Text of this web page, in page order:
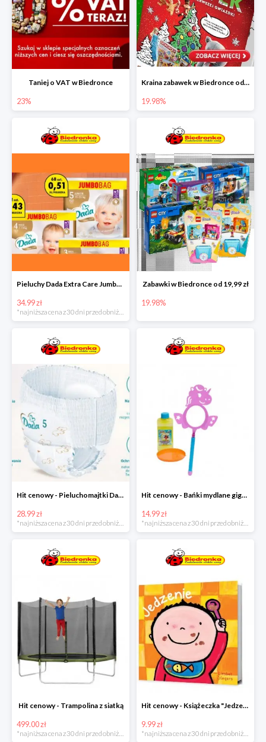
Taniej o VAT w Biedronce
23%
Kraina zabawek w Biedronce od 19,99 zł
19.98%
Pieluchy Dada Extra Care Jumbo Bag w super cenie
34.99 zł
*najniższa cena z 30 dni przed obniżką
Zabawki w Biedronce od 19,99 zł
19.98%
Hit cenowy - Pieluchomajtki Dada Pants
28.99 zł
Hit cenowy - Bańki mydlane gigant lub płyn uzupełniający
14.99 zł
Hit cenowy - Trampolina z siatką
499.00 zł
Hit cenowy - Książeczka "Jedzenie"
9.99 zł